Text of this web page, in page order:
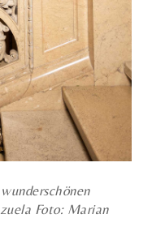
Foto: Marian